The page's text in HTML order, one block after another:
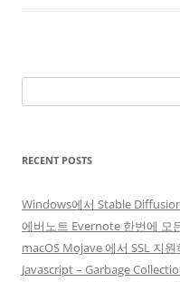
for:
RECENT POSTS
Windows에서 Stable
에버노트 Evernote 한번에 모
macOS Mojave 에서 SSL 지
Javascript – Garbage